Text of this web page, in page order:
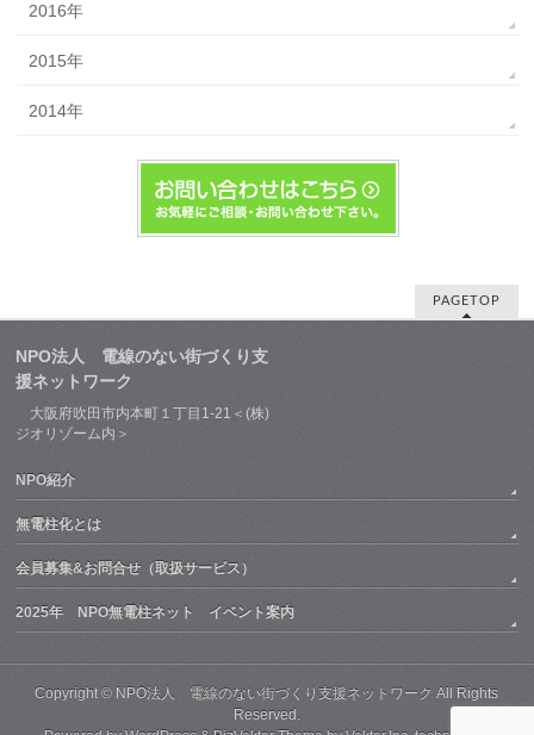
2016年
2015年
2014年
PAGETOP
NPO法人 電線のない街づくり支
援ネットワーク
大阪府吹田市内本町１丁目1-21＜(株)
ジオリゾーム内＞
NPO紹介
無電柱化とは
会員募集&お問合せ（取扱サービス）
2025年 NPO無電柱ネット イベント案内
Copyright © NPO法人 電線のない街づくり支援ネットワーク All Rights
Reserved.